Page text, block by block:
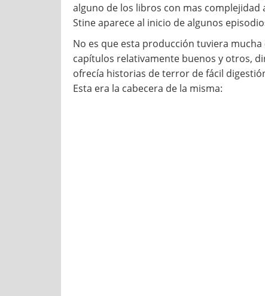
alguno de los libros con mas complejidad
Stine aparece al inicio de algunos
No es que esta producción tuviera
capítulos relativamente buenos y otros,
ofrecía historias de terror de fácil
Esta era la cabecera de la misma: